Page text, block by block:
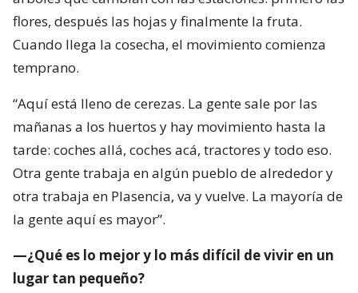
flores, después las hojas y finalmente la fruta.
Cuando llega la cosecha, el movimiento comienza
temprano.
“Aquí está lleno de cerezas. La gente sale por las
mañanas a los huertos y hay movimiento hasta la
tarde: coches allá, coches acá, tractores y todo eso.
Otra gente trabaja en algún pueblo de alrededor y
otra trabaja en Plasencia, va y vuelve. La mayoría de
la gente aquí es mayor”.
—¿Qué es lo mejor y lo más difícil de vivir en un
lugar tan pequeño?